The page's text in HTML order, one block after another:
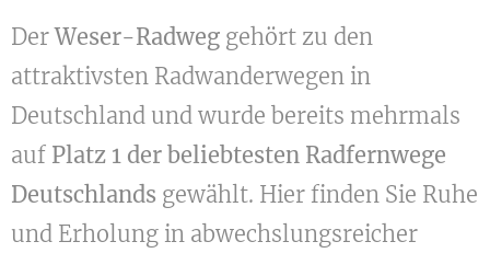
DerWeser-Radweg gehört zu den
attraktivsten Radwanderwegen in
Deutschland und wurde bereits mehrmals
auf Platz 1 der beliebtesten Radfernwege
Deutschlands gewählt. Hier finden Sie Ruhe
und Erholung in abwechslungsreicher